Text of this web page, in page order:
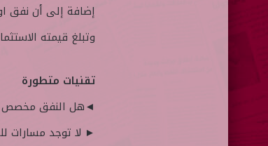
إضافة إلى أن نفق
وتبلغ قيمته الاستثمارية 1.2 مليار
تقنيات متطورة
◄هل النفق مخصص
► لا توجد مسارات